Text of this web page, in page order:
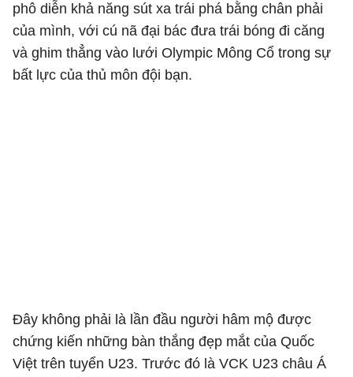
phô diễn khả năng sút xa trái phá bằng chân phải
của mình, với cú nã đại bác đưa trái bóng đi căng
và ghim thẳng vào lưới Olympic Mông Cổ trong sự
bất lực của thủ môn đội bạn.
Đây không phải là lần đầu người hâm mộ được
chứng kiến những bàn thắng đẹp mắt của Quốc
Việt trên tuyển U23. Trước đó là VCK U23 châu Á